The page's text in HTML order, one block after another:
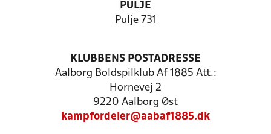
PULJE
Pulje 731
KLUBBENS POSTADRESSE
Aalborg Boldspilklub Af 1885 Att.:
Hornevej 2
9220 Aalborg Øst
kampfordeler@aabaf1885.dk